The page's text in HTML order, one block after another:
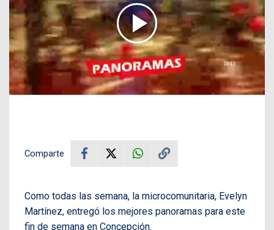
Comparte
Como todas las semana, la microcomunitaria, Evelyn
Martínez, entregó los mejores panoramas para este
fin de semana en Concepción.